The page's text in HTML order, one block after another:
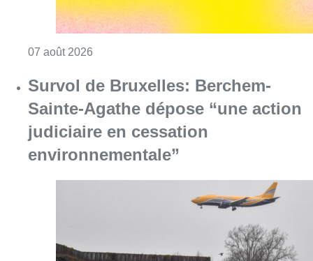
Canicule : un record absolu de
climatiseurs fixes installés en
Belgique cette année